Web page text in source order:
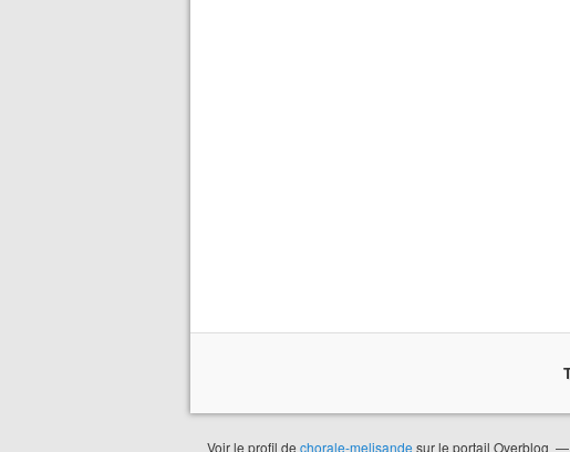
Voir le profil de chorale-melisande sur le portail Overblog